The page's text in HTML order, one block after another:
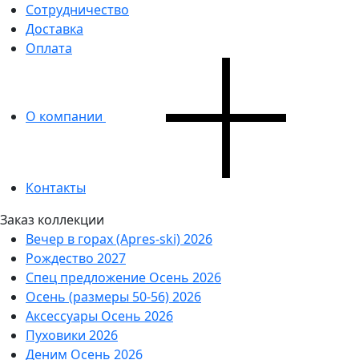
Сотрудничество
Доставка
Оплата
О компании
Контакты
Заказ коллекции
Вечер в горах (Apres-ski) 2026
Рождество 2027
Спец предложение Осень 2026
Осень (размеры 50-56) 2026
Аксессуары Осень 2026
Пуховики 2026
Деним Осень 2026